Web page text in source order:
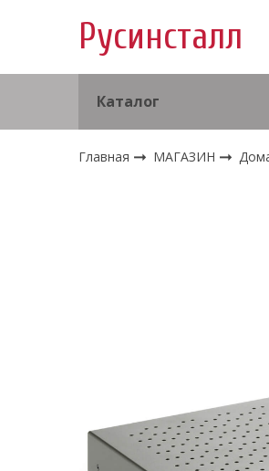
Русинсталл
Каталог
Главная МАГАЗИН